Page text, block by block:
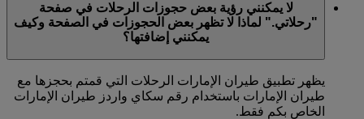
لا يمكنني رؤية بعض حجوزات الرحلات في صفحة
"رحلاتي." لماذا لا تظهر بعض الحجوزات في الصفحة وكيف
يمكنني إضافتها؟
يظهر تطبيق طيران الإمارات الرحلات التي قمتم بحجزها مع
طيران الإمارات باستخدام رقم سكاي واردز طيران الإمارات
الخاص بكم فقط.